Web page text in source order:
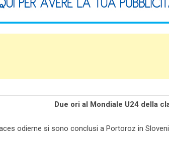
Due ori al Mondiale U24 della
odierne si sono conclusi a Portoroz in